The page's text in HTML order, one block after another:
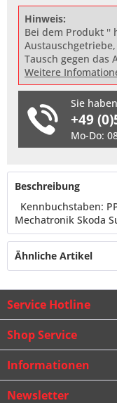
Hinweis:
Bei dem Produkt ''
Tausch gegen das
Weitere
Sie
+49
Mo-Do:
Beschreibung
Kennbuchstaben:
Mechatronik Skoda
Ähnliche Artikel
Service Hotline
Shop Service
Informationen
Newsletter